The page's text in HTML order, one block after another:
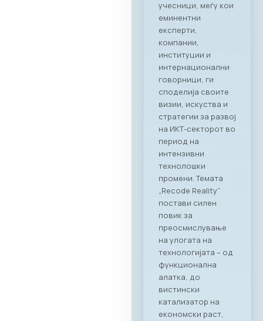
името „CONNECT &
TASTE“. Настанот
послужи како
платформа за
директно
поврзување на
лидерите од ИКТ
индустријата со
цел градење нови
партнерства и
истражување на
можности за
соработка во
опуштена, но
професионална
атмосфера.
Синергија помеѓу
технологијата и
врвното
угостителство
Главниот фокус на
„CONNECT & TASTE“
беше потврдување
на стратешкото
партнерство
помеѓу МАСИТ и